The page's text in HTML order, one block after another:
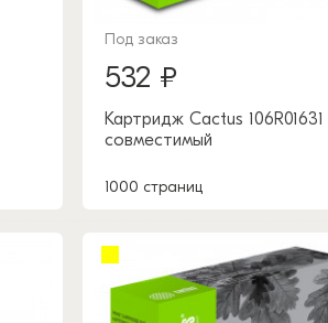
Под заказ
532 ₽
Картридж Cactus 106R01631
совместимый
1000 страниц